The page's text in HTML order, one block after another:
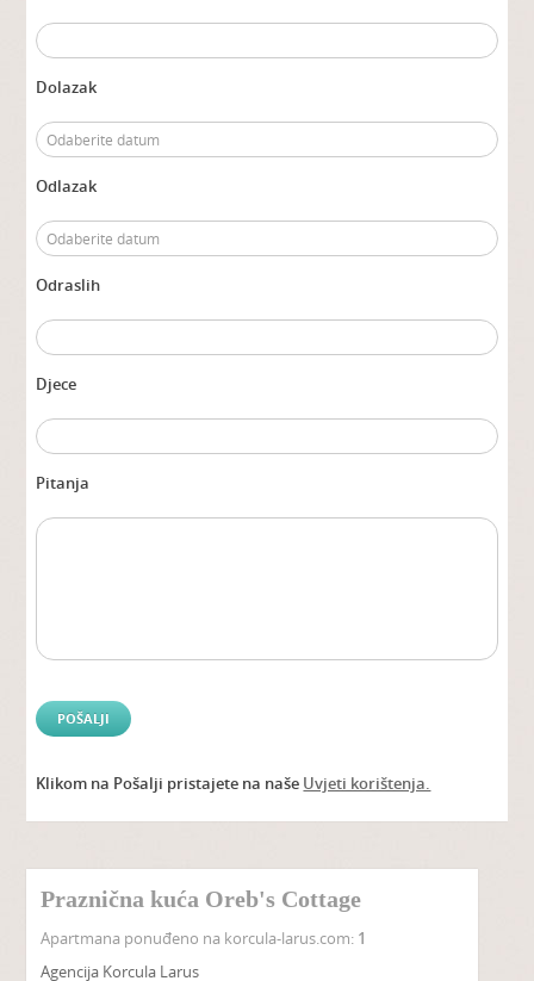
Dolazak
Odlazak
Odraslih
Djece
Pitanja
Klikom na Pošalji pristajete na naše Uvjeti korištenja.
Praznična kuća Oreb's Cottage
Apartmana ponuđeno na korcula-larus.com: 1
Agencija Korcula Larus